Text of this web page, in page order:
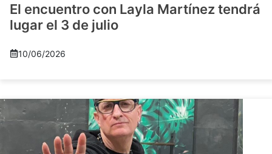
El encuentro con Layla Martínez tendrá
lugar el 3 de julio
10/06/2026